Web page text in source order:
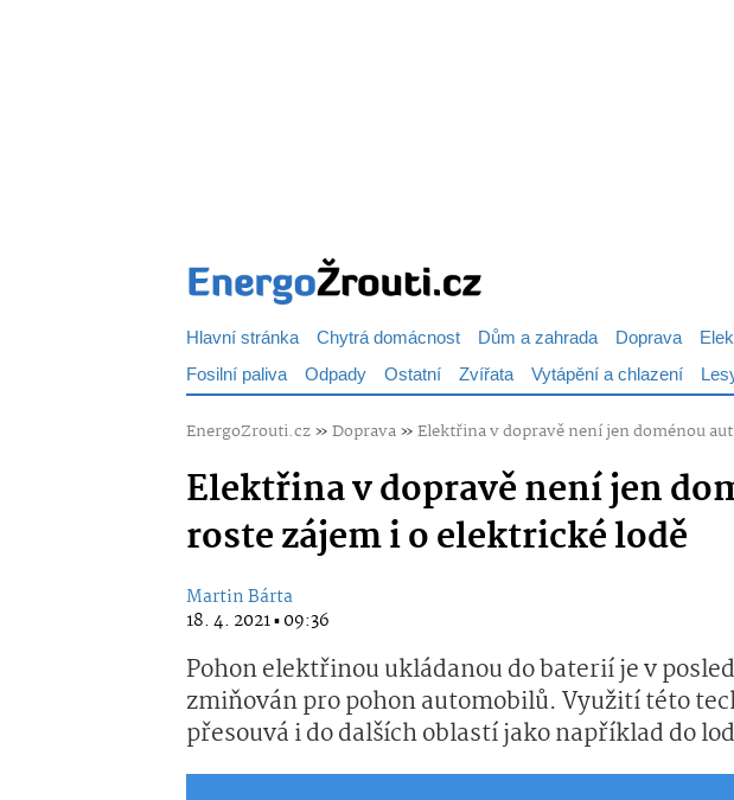
Hlavní stránka Chytrá domácnost Dům a zahrada Doprava
Fosilní paliva Odpady Ostatní Zvířata Vytápění a chlazení
EnergoZrouti.cz»Doprava»Elektřina v dopravě není jen doménou
Elektřina v dopravě není jen
roste zájem i o elektrické lodě
Martin Bárta
18. 4. 2021 ▪ 09:36
Pohon elektřinou ukládanou do baterií je v
zmiňován pro pohon automobilů. Využití této
přesouvá i do dalších oblastí jako například do